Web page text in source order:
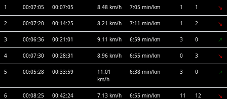
1 00:07:05 00:07:05 8.48 km/h 7:05 min/km 1 1
2 00:07:20 00:14:25 8.21 km/h 7:11 min/km 1 2
3 00:06:36 00:21:01 9.11 km/h 6:59 min/km 3 0
4 00:07:30 00:28:31 8.96 km/h 6:55 min/km 0 3
5 00:05:28 00:33:59
11.01
km/h
6:38 min/km 3 0
6 00:08:25 00:42:24 7.13 km/h 6:55 min/km 11 12